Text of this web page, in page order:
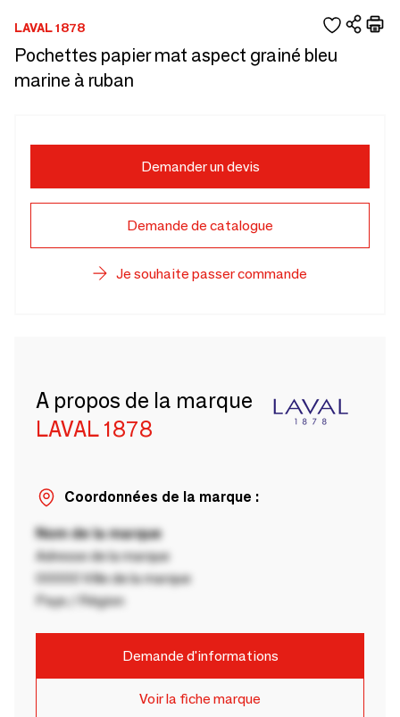
LAVAL 1878
Pochettes papier mat aspect grainé bleu
marine à ruban
Demander un devis
Demande de catalogue
Je souhaite passer commande
A propos de la marque
LAVAL 1878
Coordonnées de la marque :
Nom de la marque
Adresse de la marque
00000 Ville de la marque
Pays / Région
Demande d'informations
Voir la fiche marque